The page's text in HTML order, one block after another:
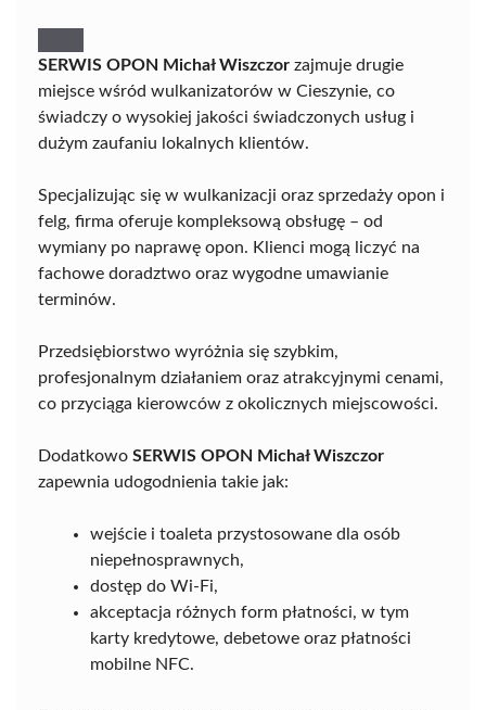
SERWIS OPON Michał Wiszczor zajmuje drugie
miejsce wśród wulkanizatorów w Cieszynie, co
świadczy o wysokiej jakości świadczonych usług i
dużym zaufaniu lokalnych klientów.
Specjalizując się w wulkanizacji oraz sprzedaży opon i
felg, firma oferuje kompleksową obsługę – od
wymiany po naprawę opon. Klienci mogą liczyć na
fachowe doradztwo oraz wygodne umawianie
terminów.
Przedsiębiorstwo wyróżnia się szybkim,
profesjonalnym działaniem oraz atrakcyjnymi cenami,
co przyciąga kierowców z okolicznych miejscowości.
Dodatkowo SERWIS OPON Michał Wiszczor
zapewnia udogodnienia takie jak:
wejście i toaleta przystosowane dla osób
niepełnosprawnych,
dostęp do Wi-Fi,
akceptacja różnych form płatności, w tym
karty kredytowe, debetowe oraz płatności
mobilne NFC.